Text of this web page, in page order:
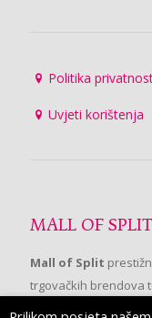
Politika
Uvjeti korištenja
MALL OF SPLIT
Mall of Split
trgovačkih brendova
prvi put pojavljuju u